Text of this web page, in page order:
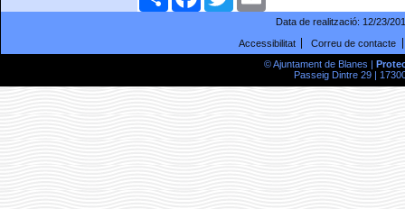
Data de realització: 12/23/
Accessibilitat
Correu de contacte
© Ajuntament de Blanes |
Passeig Dintre 29 |